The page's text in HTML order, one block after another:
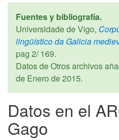
Fuentes y bibliografía.
Universidade de Vigo,
lingüístico da Galicia
pag 2/ 169.
Datos de Otros archivos
de Enero de 2015.
Datos en el
Gago